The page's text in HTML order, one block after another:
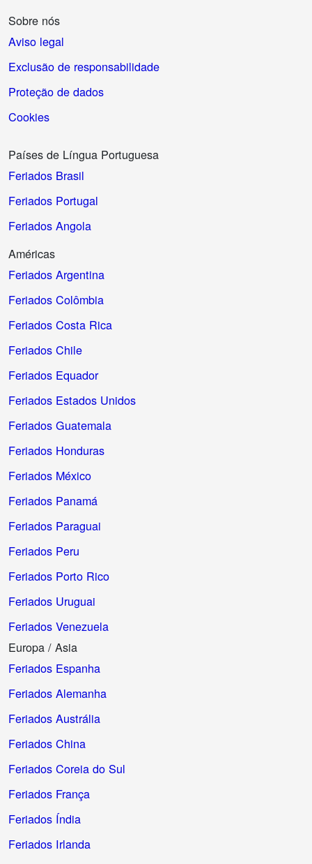
Sobre nós
Aviso legal
Exclusão de responsabilidade
Proteção de dados
Cookies
Países de Língua Portuguesa
Feriados Brasil
Feriados Portugal
Feriados Angola
Américas
Feriados Argentina
Feriados Colômbia
Feriados Costa Rica
Feriados Chile
Feriados Equador
Feriados Estados Unidos
Feriados Guatemala
Feriados Honduras
Feriados México
Feriados Panamá
Feriados Paraguai
Feriados Peru
Feriados Porto Rico
Feriados Uruguai
Feriados Venezuela
Europa / Asia
Feriados Espanha
Feriados Alemanha
Feriados Austrália
Feriados China
Feriados Coreia do Sul
Feriados França
Feriados Índia
Feriados Irlanda